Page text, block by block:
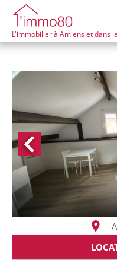
L'immobilier à Amiens et dans